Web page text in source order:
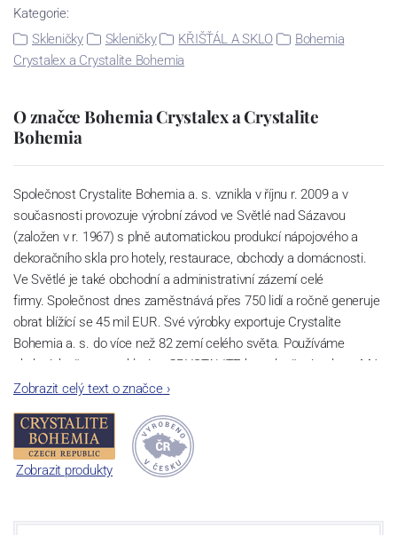
Kategorie:
Skleničky
Skleničky KŘIŠŤÁL A SKLO
Bohemia
Crystalex a Crystalite Bohemia
O značce Bohemia Crystalex a Crystalite
Bohemia
Společnost Crystalite Bohemia a. s. vznikla v říjnu r. 2009 a v
současnosti provozuje výrobní závod ve Světlé nad Sázavou
(založen v r. 1967) s plně automatickou produkcí nápojového a
dekoračního skla pro hotely, restaurace, obchody a domácnosti.
Ve Světlé je také obchodní a administrativní zázemí celé
firmy. Společnost dnes zaměstnává přes 750 lidí a ročně generuje
obrat blížící se 45 mil EUR. Své výrobky exportuje Crystalite
Bohemia a. s. do více než 82 zemí celého světa. Používáme
ekologicky šetrnou sklovinu CRYSTALITE bez sloučenin olova. Má
perfektní lom světla a vysokou pevnost a životnost díky příměsi
velkém počtu cyklů.
Sklárna Světlá nad Sázavou
Zobrazit celý text o značce›
Zobrazit produkty